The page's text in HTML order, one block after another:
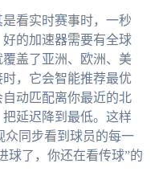
看实时赛事时，一秒
的加速器需要有全球
覆盖了亚洲、欧洲、美
，它会智能推荐最优
动匹配离你最近的北
延迟降到最低。这样
同步看到球员的每一
球了，你还在看传球”的